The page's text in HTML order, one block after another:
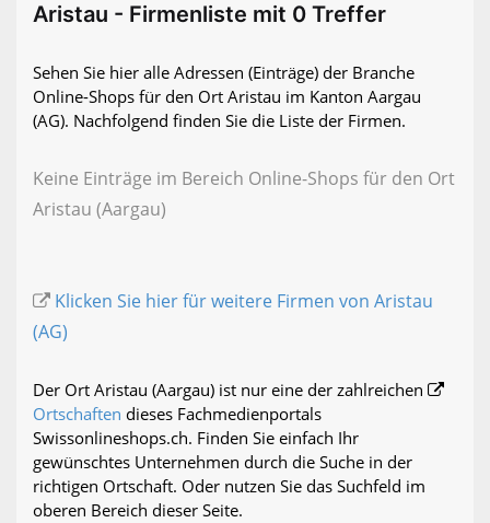
Aristau - Firmenliste mit 0 Treffer
Sehen Sie hier alle Adressen (Einträge) der Branche
Online-Shops für den Ort Aristau im Kanton Aargau
(AG). Nachfolgend finden Sie die Liste der Firmen.
Keine Einträge im Bereich Online-Shops für den Ort
Aristau (Aargau)
Klicken Sie hier für weitere Firmen von Aristau
(AG)
Der Ort Aristau (Aargau) ist nur eine der zahlreichen
Ortschaften dieses Fachmedienportals
Swissonlineshops.ch. Finden Sie einfach Ihr
gewünschtes Unternehmen durch die Suche in der
richtigen Ortschaft. Oder nutzen Sie das Suchfeld im
oberen Bereich dieser Seite.